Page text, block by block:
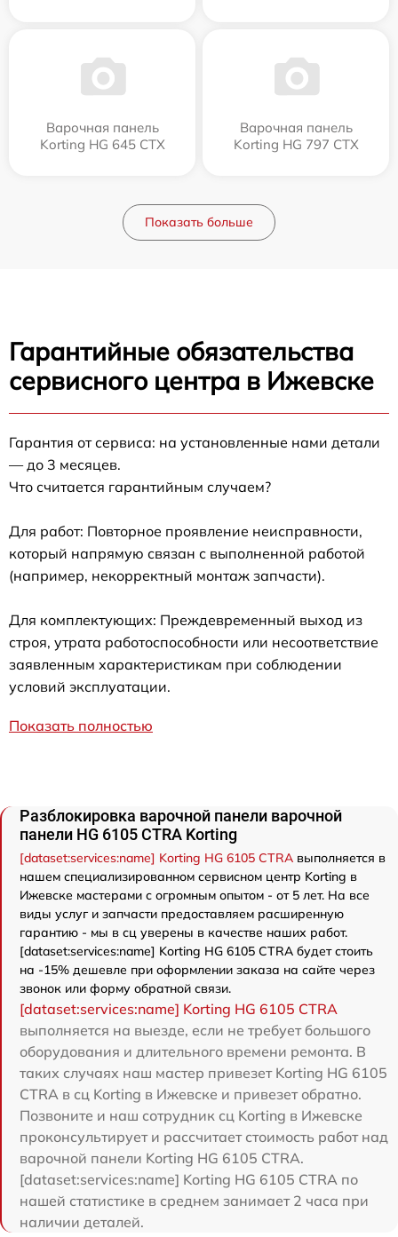
Варочная панель
Korting HG 645 CTX
Варочная панель
Korting HG 797 CTX
Показать больше
Гарантийные обязательства
сервисного центра в Ижевске
Гарантия от сервиса: на установленные нами детали
— до 3 месяцев.
Что считается гарантийным случаем?
Для работ: Повторное проявление неисправности,
который напрямую связан с выполненной работой
(например, некорректный монтаж запчасти).
Для комплектующих: Преждевременный выход из
строя, утрата работоспособности или несоответствие
заявленным характеристикам при соблюдении
условий эксплуатации.
Показать полностью
Разблокировка варочной панели варочной
панели HG 6105 CTRA Korting
[dataset:services:name] Korting HG 6105 CTRA выполняется в
нашем специализированном сервисном центр Korting в
Ижевске мастерами с огромным опытом - от 5 лет. На все
виды услуг и запчасти предоставляем расширенную
гарантию - мы в сц уверены в качестве наших работ.
[dataset:services:name] Korting HG 6105 CTRA будет стоить
на -15% дешевле при оформлении заказа на сайте через
звонок или форму обратной связи.
[dataset:services:name] Korting HG 6105 CTRA
выполняется на выезде, если не требует большого
оборудования и длительного времени ремонта. В
таких случаях наш мастер привезет Korting HG 6105
CTRA в сц Korting в Ижевске и привезет обратно.
Позвоните и наш сотрудник сц Korting в Ижевске
проконсультирует и рассчитает стоимость работ над
варочной панели Korting HG 6105 CTRA.
[dataset:services:name] Korting HG 6105 CTRA по
нашей статистике в среднем занимает 2 часа при
наличии деталей.